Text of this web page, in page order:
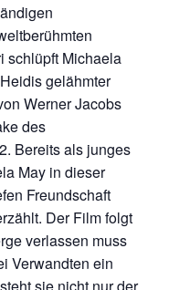
schlüpft Michaela
gelähmter
Werner Jacobs
des
Bereits als junges
May in dieser
Freundschaft
Der Film folgt
verlassen muss
Verwandten ein
sie nicht nur der